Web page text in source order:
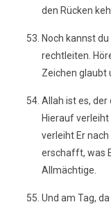
den Rücken
Noch kannst
rechtleiten.
Zeichen glaubt
Allah ist es,
Hierauf
verleiht Er
erschafft, was
Allmächtige.
Und am Tag,